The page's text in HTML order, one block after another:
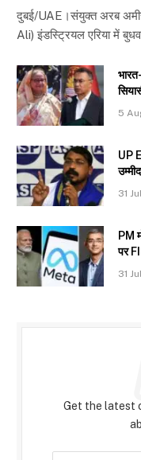
दुबई/UAE।संयुक्त अरब
Ali) इंडस्ट्रियल एरिया में
5
UP
31
PM
पर
31
Get the latest